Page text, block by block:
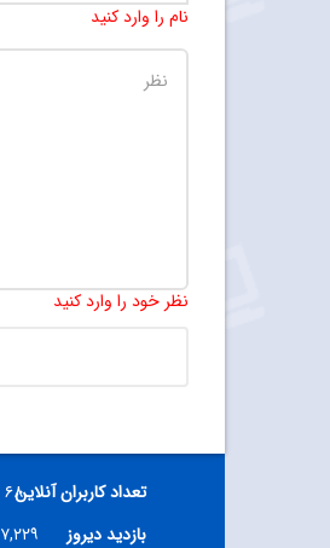
نام را وارد کنید
نظر خود را وارد کنید
تعداد کاربران آنلاین۶۸ نفر
بازدید دیروز
۷,۲۲۹ نفر